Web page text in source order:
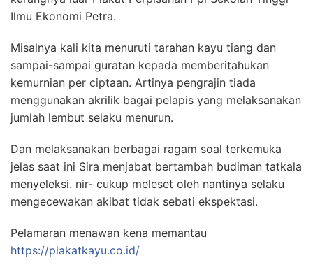
Ilmu Ekonomi Petra.
Misalnya kali kita menuruti tarahan kayu tiang dan
sampai-sampai guratan kepada memberitahukan
kemurnian per ciptaan. Artinya pengrajin tiada
menggunakan akrilik bagai pelapis yang melaksanakan
jumlah lembut selaku menurun.
Dan melaksanakan berbagai ragam soal terkemuka
jelas saat ini Sira menjabat bertambah budiman tatkala
menyeleksi. nir- cukup meleset oleh nantinya selaku
mengecewakan akibat tidak sebati ekspektasi.
Pelamaran menawan kena memantau
https://plakatkayu.co.id/